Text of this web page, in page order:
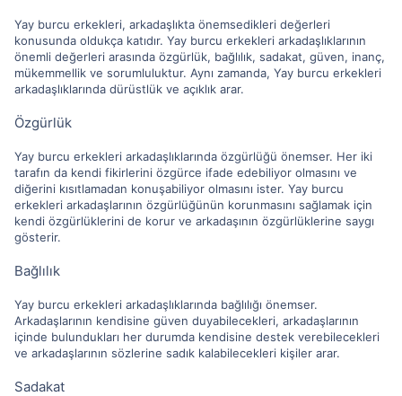
Yay burcu erkekleri, arkadaşlıkta önemsedikleri değerleri
konusunda oldukça katıdır. Yay burcu erkekleri arkadaşlıklarının
önemli değerleri arasında özgürlük, bağlılık, sadakat, güven, inanç,
mükemmellik ve sorumluluktur. Aynı zamanda, Yay burcu erkekleri
arkadaşlıklarında dürüstlük ve açıklık arar.
Özgürlük
Yay burcu erkekleri arkadaşlıklarında özgürlüğü önemser. Her iki
tarafın da kendi fikirlerini özgürce ifade edebiliyor olmasını ve
diğerini kısıtlamadan konuşabiliyor olmasını ister. Yay burcu
erkekleri arkadaşlarının özgürlüğünün korunmasını sağlamak için
kendi özgürlüklerini de korur ve arkadaşının özgürlüklerine saygı
gösterir.
Bağlılık
Yay burcu erkekleri arkadaşlıklarında bağlılığı önemser.
Arkadaşlarının kendisine güven duyabilecekleri, arkadaşlarının
içinde bulundukları her durumda kendisine destek verebilecekleri
ve arkadaşlarının sözlerine sadık kalabilecekleri kişiler arar.
Sadakat